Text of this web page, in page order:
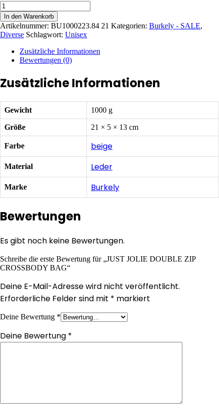
JUST
JOLIE
DOUBLE
ZIP
CROSSBODY
BAG
Menge
In den Warenkorb
Artikelnummer: BU1000223.84 21 Kategorien: Burkely - SALE,
Diverse Schlagwort: Unisex
Zusätzliche Informationen
Bewertungen (0)
Zusätzliche Informationen
Gewicht 1000 g
Größe 21 × 5 × 13 cm
Farbe beige
Material Leder
Marke Burkely
Bewertungen
Es gibt noch keine Bewertungen.
Schreibe die erste Bewertung für „JUST JOLIE DOUBLE ZIP
CROSSBODY BAG“
Deine E-Mail-Adresse wird nicht veröffentlicht.
Erforderliche Felder sind mit * markiert
Deine Bewertung *
Deine Bewertung *